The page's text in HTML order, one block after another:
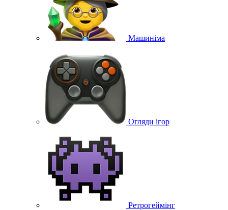
Машиніма
Огляди ігор
Ретрогеймінг